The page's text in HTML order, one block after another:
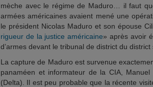
mèche avec le régime de Maduro… il faut
armées américaines avaient mené une
le président Nicolas Maduro et son épouse
rigueur de la justice américaine» après avoir
d’armes devant le tribunal de district du district
La capture de Maduro est survenue
panaméen et informateur de la CIA,
(Delta). Il est peu probable que la récente